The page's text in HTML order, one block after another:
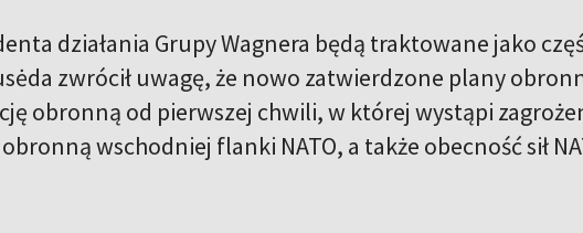
działania Grupy Wagnera będą traktowane jako
zwrócił uwagę, że nowo zatwierdzone plany
obronną od pierwszej chwili, w której wystąpi
wschodniej flanki NATO, a także obecność sił